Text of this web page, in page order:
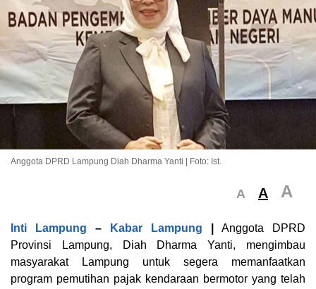
Anggota DPRD Lampung Diah Dharma Yanti | Foto: Ist.
A A A
Inti Lampung – Kabar Lampung
Anggota DPRD
Provinsi Lampung, Diah Dharma Yanti, mengimbau
masyarakat Lampung untuk segera memanfaatkan
program pemutihan pajak kendaraan bermotor yang telah